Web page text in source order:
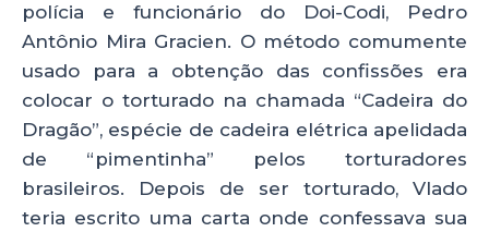
polícia e funcionário do Doi-Codi, Pedro
Antônio Mira Gracien. O método comumente
usado para a obtenção das confissões era
colocar o torturado na chamada “Cadeira do
Dragão”, espécie de cadeira elétrica apelidada
de “pimentinha” pelos torturadores
brasileiros. Depois de ser torturado, Vlado
teria escrito uma carta onde confessava sua